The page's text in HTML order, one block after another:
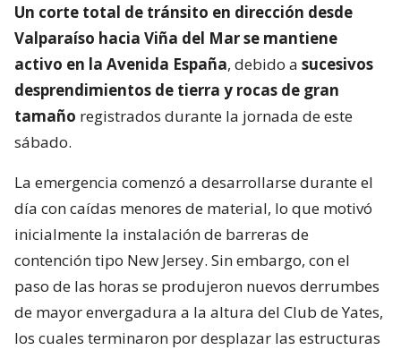
Un corte total de tránsito en dirección desde
Valparaíso hacia Viña del Mar se mantiene
activo en la Avenida España, debido a sucesivos
desprendimientos de tierra y rocas de gran
tamaño registrados durante la jornada de este
sábado.
La emergencia comenzó a desarrollarse durante el
día con caídas menores de material, lo que motivó
inicialmente la instalación de barreras de
contención tipo New Jersey. Sin embargo, con el
paso de las horas se produjeron nuevos derrumbes
de mayor envergadura a la altura del Club de Yates,
los cuales terminaron por desplazar las estructuras